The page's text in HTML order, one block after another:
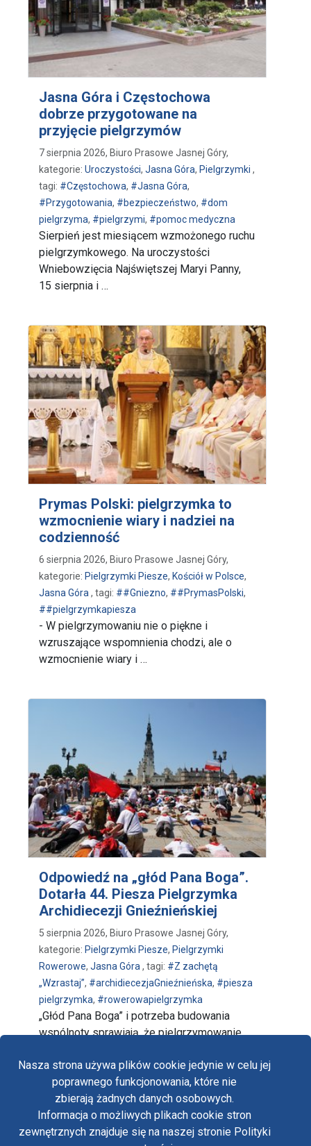
Nasza strona używa plików cookie jedynie w celu jej
poprawnego funkcjonowania, które nie
zbierają żadnych danych osobowych.
Informacja o możliwych plikach cookie stron
zewnętrznych znajduje się na naszej stronie Polityki
Jasna Góra i Częstochowa
dobrze przygotowane na
przyjęcie pielgrzymów
7 sierpnia 2026, Biuro Prasowe Jasnej Góry,
kategorie: Uroczystości, Jasna Góra, Pielgrzymki ,
tagi: #Częstochowa, #Jasna Góra,
#Przygotowania, #bezpieczeństwo, #dom
pielgrzyma, #pielgrzymi, #pomoc medyczna
Sierpień jest miesiącem wzmożonego ruchu
pielgrzymkowego. Na uroczystości
Wniebowzięcia Najświętszej Maryi Panny,
15 sierpnia i …
Prymas Polski: pielgrzymka to
wzmocnienie wiary i nadziei na
codzienność
6 sierpnia 2026, Biuro Prasowe Jasnej Góry,
kategorie: Pielgrzymki Piesze, Kościół w Polsce,
Jasna Góra , tagi: ##Gniezno, ##PrymasPolski,
##pielgrzymkapiesza
- W pielgrzymowaniu nie o piękne i
wzruszające wspomnienia chodzi, ale o
wzmocnienie wiary i …
Odpowiedź na „głód Pana Boga”.
Dotarła 44. Piesza Pielgrzymka
Archidiecezji Gnieźnieńskiej
5 sierpnia 2026, Biuro Prasowe Jasnej Góry,
kategorie: Pielgrzymki Piesze, Pielgrzymki
Rowerowe, Jasna Góra , tagi: #Z zachętą
„Wzrastaj”, #archidiecezjaGnieźnieńska, #piesza
pielgrzymka, #rowerowapielgrzymka
„Głód Pana Boga” i potrzeba budowania
wspólnoty sprawiają, że pielgrzymowanie